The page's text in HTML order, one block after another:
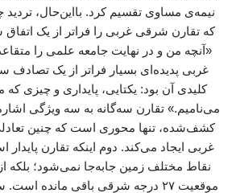
نیمه‌ی مساوی تقسیم کرد. بااین‌حال، تردید
که تقارن شرقی غربی را فراتر از یک
«آنچه من و در نهایت جامعه علمی را
غربی پدیده‌ای بسیار فراتر از یک
کلیدی آن بود: یکتایی، پایداری و چیزی که
می‌نامیم.» تقارن سه‌گانه به سه ویژگی
کشف‌شده، تنها محوری است که چنین
غربی ایجاد می‌کند. دوم اینکه تقارن
موقعیت ۲۷ درجه شرقی باقی مانده